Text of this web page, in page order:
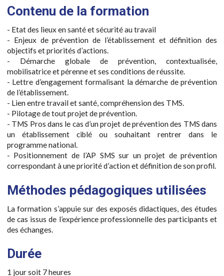
Contenu de la formation
- Etat des lieux en santé et sécurité au travail
- Enjeux de prévention de l’établissement et définition des
objectifs et priorités d’actions.
- Démarche globale de prévention, contextualisée,
mobilisatrice et pérenne et ses conditions de réussite.
- Lettre d’engagement formalisant la démarche de prévention
de l’établissement.
- Lien entre travail et santé, compréhension des TMS.
- Pilotage de tout projet de prévention.
- TMS Pros dans le cas d’un projet de prévention des TMS dans
un établissement ciblé ou souhaitant rentrer dans le
programme national.
- Positionnement de l’AP SMS sur un projet de prévention
correspondant à une priorité d’action et définition de son profil.
Méthodes pédagogiques utilisées
La formation s’appuie sur des exposés didactiques, des études
de cas issus de l’expérience professionnelle des participants et
des échanges.
Durée
1 jour soit 7 heures